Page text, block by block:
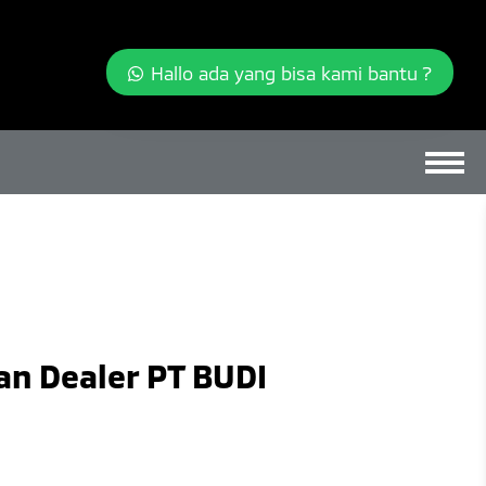
Dealer PT BUDI
Hallo ada yang bisa kami bantu ?